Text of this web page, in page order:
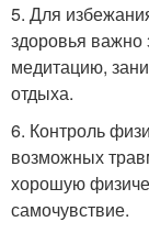
5. Для
здоровья важно
медитацию,
отдыха.
6. Контроль
возможных
хорошую
самочувствие.